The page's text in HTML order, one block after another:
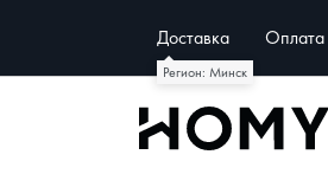
Регион: Минск
Доставка Оплата